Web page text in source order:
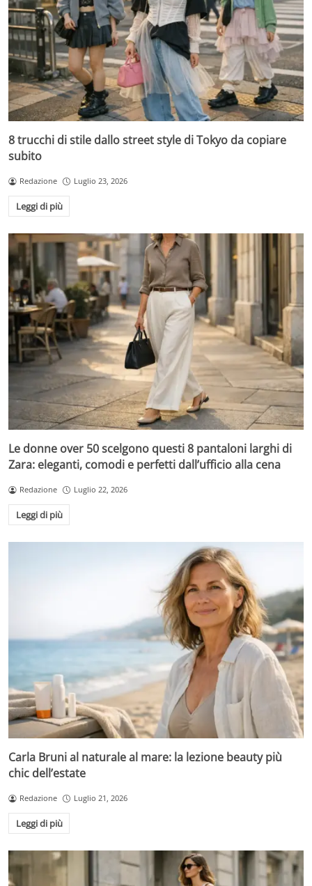
8 trucchi di stile dallo street style di Tokyo da copiare
subito
Redazione Luglio 23, 2026
Leggi di più
Le donne over 50 scelgono questi 8 pantaloni larghi di
Zara: eleganti, comodi e perfetti dall’ufficio alla cena
Redazione Luglio 22, 2026
Leggi di più
Carla Bruni al naturale al mare: la lezione beauty più
chic dell’estate
Redazione Luglio 21, 2026
Leggi di più